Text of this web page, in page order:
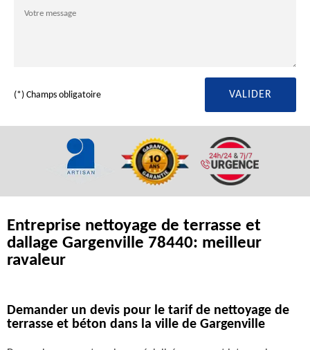
(*) Champs obligatoire
Entreprise nettoyage de terrasse et
dallage Gargenville 78440: meilleur
ravaleur
Demander un devis pour le tarif de nettoyage de
terrasse et béton dans la ville de Gargenville